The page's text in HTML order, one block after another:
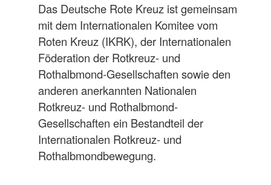
Das Deutsche Rote Kreuz ist gemeinsam
mit dem Internationalen Komitee vom
Roten Kreuz (IKRK), der Internationalen
Föderation der Rotkreuz- und
Rothalbmond-Gesellschaften sowie den
anderen anerkannten Nationalen
Rotkreuz- und Rothalbmond-
Gesellschaften ein Bestandteil der
Internationalen Rotkreuz- und
Rothalbmondbewegung.